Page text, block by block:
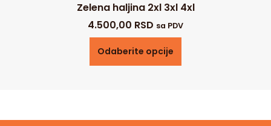
Zelena haljina 2xl 3xl 4xl
4.500,00 RSD sa PDV
Odaberite opcije